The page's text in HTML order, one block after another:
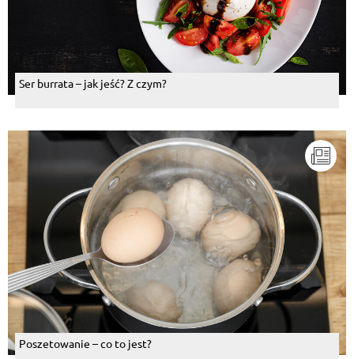
Ser burrata – jak jeść? Z czym?
Poszetowanie – co to jest?